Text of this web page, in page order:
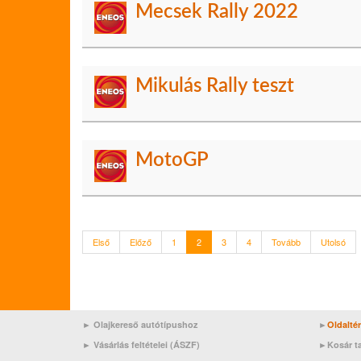
Mecsek Rally 2022
Mikulás Rally teszt
MotoGP
Első Előző 1 2 3 4 Tovább Utolsó
► Olajkereső autótípushoz
► Vásárlás feltételei (ÁSZF)
►
► Kosár